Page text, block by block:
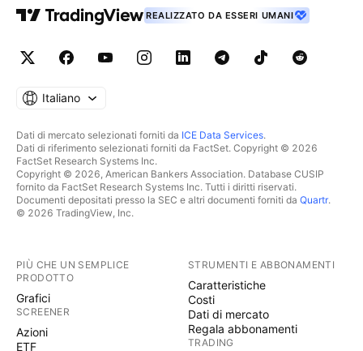
REALIZZATO DA ESSERI UMANI
Italiano
Dati di mercato selezionati forniti da ICE Data Services.
Dati di riferimento selezionati forniti da FactSet. Copyright © 2026
FactSet Research Systems Inc.
Copyright © 2026, American Bankers Association. Database CUSIP
fornito da FactSet Research Systems Inc. Tutti i diritti riservati.
Documenti depositati presso la SEC e altri documenti forniti da Quartr.
© 2026 TradingView, Inc.
PIÙ CHE UN SEMPLICE
PRODOTTO
Grafici
SCREENER
Azioni
ETF
STRUMENTI E ABBONAMENTI
Caratteristiche
Costi
Dati di mercato
Regala abbonamenti
TRADING